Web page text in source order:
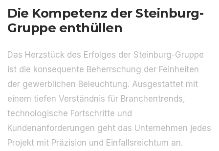
Die Kompetenz der Steinburg-
Gruppe enthüllen
Das Herzstück des Erfolges der Steinburg-Gruppe
ist die konsequente Beherrschung der Feinheiten
der gewerblichen Beleuchtung. Ausgestattet mit
einem tiefen Verständnis für Branchentrends,
technologische Fortschritte und
Kundenanforderungen geht das Unternehmen jedes
Projekt mit Präzision und Einfallsreichtum an.